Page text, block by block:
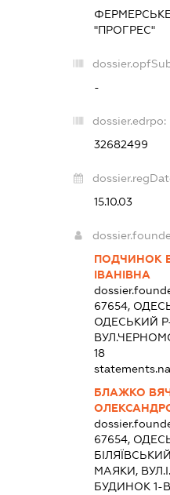
"ПРОГРЕС"
-
dossier.edrpo:
32682499
15.10.03
ПОДЧИНОК
ІВАНІВНА
67654,
ОДЕСЬКИЙ
18
БЛАЖКО
67654,
МАЯКИ,
БУДИНОК 1-В